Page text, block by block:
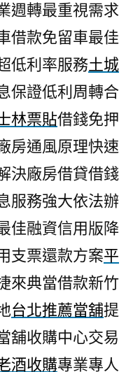
週轉最重視需求
借款免留車最佳
低利率服務土城
保證低利周轉合
林票貼借錢免押
房通風原理快速
決廠房借貸借錢
服務強大依法辦
佳融資信用版降
支票還款方案平
來典當借款新竹
台北推薦當舖提
舖收購中心交易
酒收購專業專人